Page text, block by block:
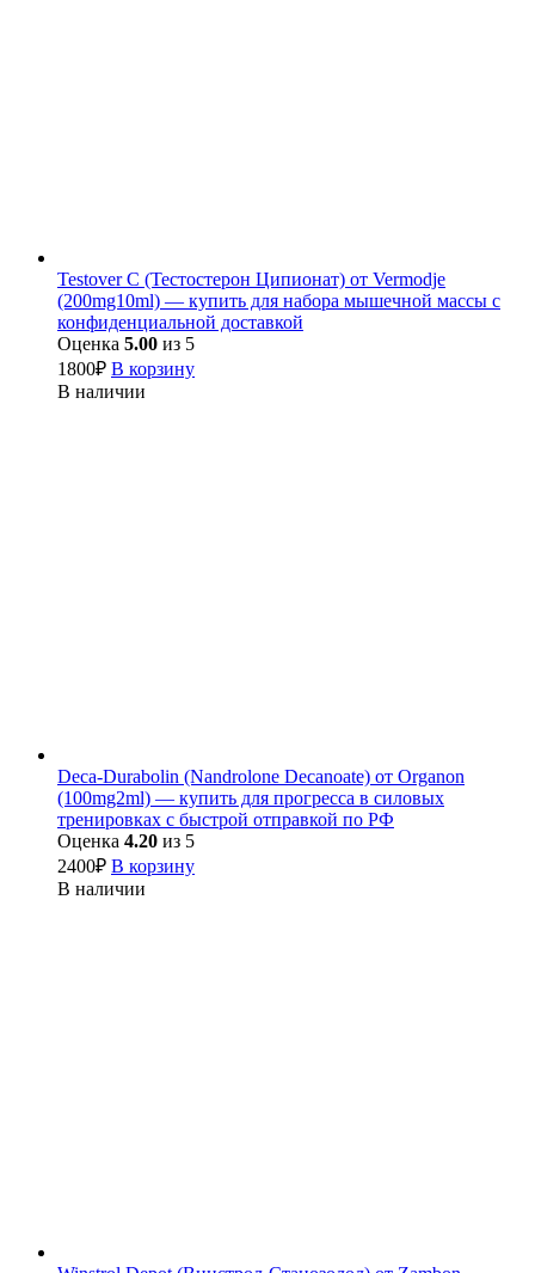
Testover C (Тестостерон Ципионат) от Vermodje
(200mg10ml) — купить для набора мышечной массы с
конфиденциальной доставкой
Оценка 5.00 из 5
1800₽ В корзину
В наличии
Deca-Durabolin (Nandrolone Decanoate) от Organon
(100mg2ml) — купить для прогресса в силовых
тренировках с быстрой отправкой по РФ
Оценка 4.20 из 5
2400₽ В корзину
В наличии